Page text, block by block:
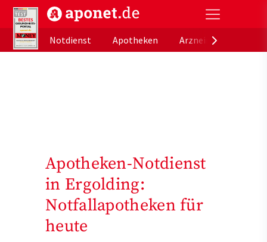
aponet.de - Das offizielle Gesundheitsportal der
Notdienst
Apotheken
Apotheken-Notdienst
in Ergolding:
Notfallapotheken für
heute